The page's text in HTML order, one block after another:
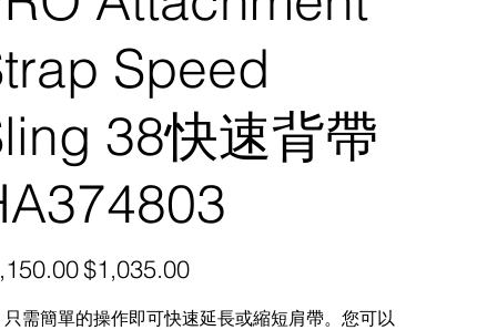
Speed
38快速背帶
銷
$1,035.00
只需簡單的操作即可快速延長或縮短肩帶。您可以